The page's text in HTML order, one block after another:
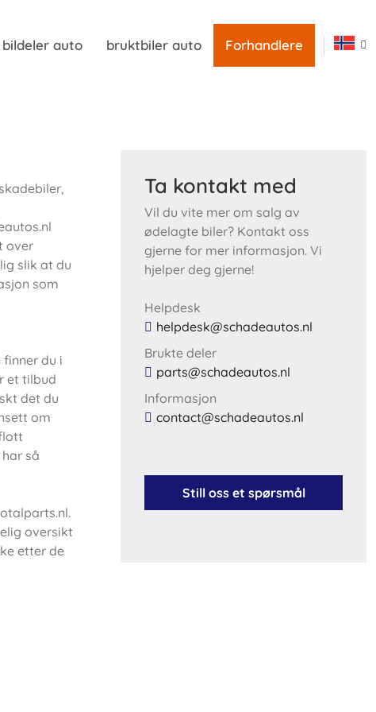
auto bruktbiler auto Forhandlere
over
slik at du
som
du i
et tilbud
det du
om
så
oversikt
etter de
Ta kontakt med
Vil du vite mer om salg av
ødelagte biler? Kontakt oss
gjerne for mer informasjon. Vi
hjelper deg gjerne!
Helpdesk
helpdesk@schadeautos.nl
Brukte deler
parts@schadeautos.nl
Informasjon
contact@schadeautos.nl
Still oss et spørsmål